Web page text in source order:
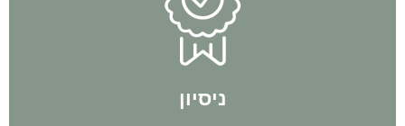
ניסיון
אין חכם כבעל ניסיון. אביתר בן פורת - מייסד החברה, הגיע
לעצמאות כלכלית עוד לפני שהתחיל בתהליכי ליווי והיום מלמד
מתוך הניסיון האישי שלו.